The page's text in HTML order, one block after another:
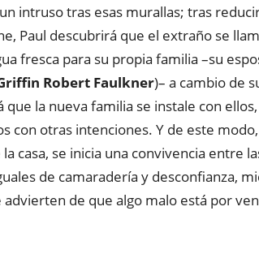
intruso tras esas murallas; tras
Paul descubrirá que el extraño se
fresca para su propia familia –su
Robert Faulkner)– a cambio de
que la nueva familia se instale con
con otras intenciones. Y de este
casa, se inicia una convivencia entre
de camaradería y desconfianza,
advierten de que algo malo está por